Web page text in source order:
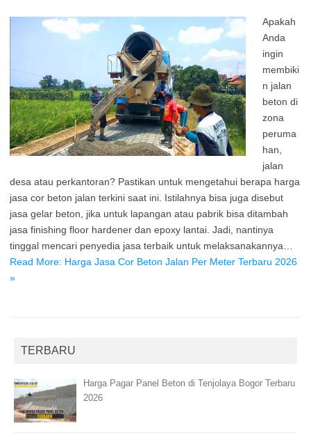
Apakah
Anda
ingin
membiki
n jalan
beton di
zona
peruma
han,
jalan
desa atau perkantoran? Pastikan untuk mengetahui berapa harga
jasa cor beton jalan terkini saat ini. Istilahnya bisa juga disebut
jasa gelar beton, jika untuk lapangan atau pabrik bisa ditambah
jasa finishing floor hardener dan epoxy lantai. Jadi, nantinya
tinggal mencari penyedia jasa terbaik untuk melaksanakannya…
Read More: Harga Jasa Cor Beton Jalan Per Meter Terbaru 2026
»
TERBARU
Harga Pagar Panel Beton di Tenjolaya Bogor Terbaru
2026